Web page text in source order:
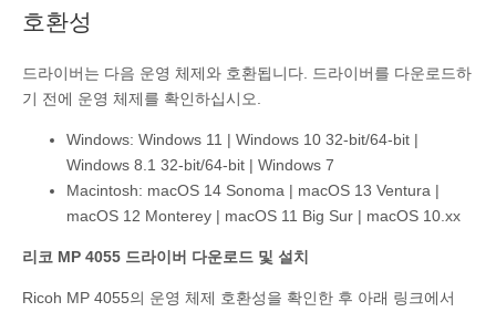
호환성
드라이버는 다음 운영 체제와 호환됩니다. 드라이버를 다운로드하
기 전에 운영 체제를 확인하십시오.
Windows: Windows 11 | Windows 10 32-bit/64-bit |
Windows 8.1 32-bit/64-bit | Windows 7
Macintosh: macOS 14 Sonoma | macOS 13 Ventura |
macOS 12 Monterey | macOS 11 Big Sur | macOS 10.xx
리코 MP 4055 드라이버 다운로드 및 설치
Ricoh MP 4055의 운영 체제 호환성을 확인한 후 아래 링크에서